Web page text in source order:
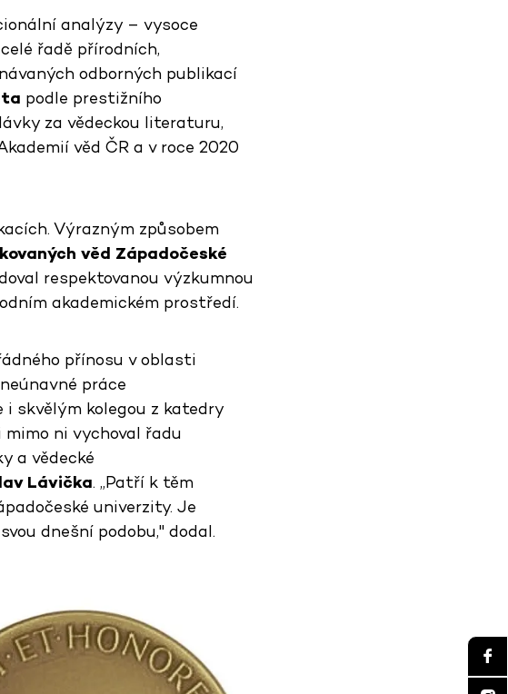
analýzy – vysoce
řadě přírodních,
odborných publikací
podle prestižního
za vědeckou literaturu,
věd ČR a v roce 2020
Výrazným způsobem
věd Západočeské
respektovanou výzkumnou
akademickém prostředí.
přínosu v oblasti
práce
i skvělým kolegou z katedry
ni vychoval řadu
a vědecké
Lávička. „Patří k těm
univerzity. Je
dnešní podobu," dodal.